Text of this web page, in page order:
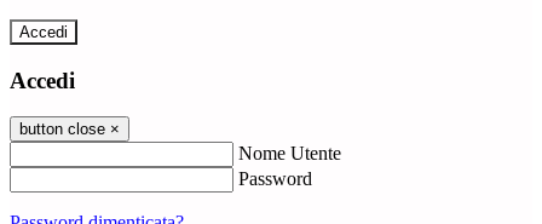
Accedi
Accedi
button close ×
Nome Utente
Password